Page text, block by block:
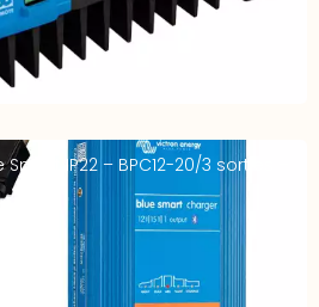
Smart IP22 – BPC12-20/3 sorties –